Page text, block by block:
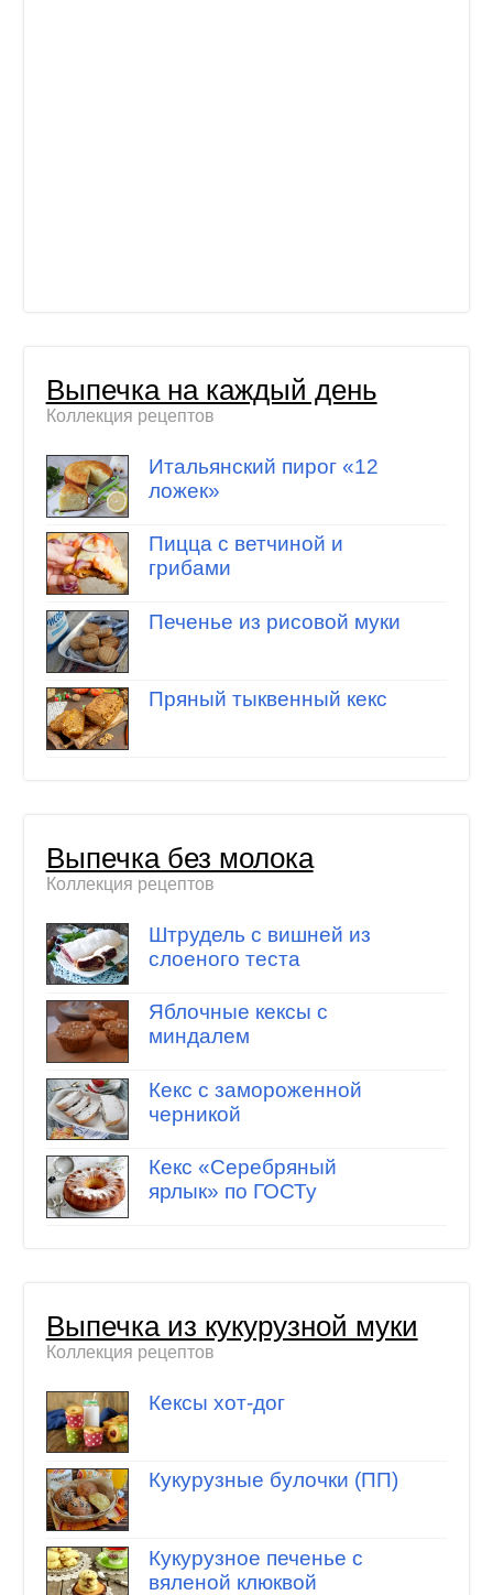
Выпечка на каждый день
Коллекция рецептов
Итальянский пирог «12
ложек»
Пицца с ветчиной и
грибами
Печенье из рисовой муки
Пряный тыквенный кекс
Выпечка без молока
Коллекция рецептов
Штрудель с вишней из
слоеного теста
Яблочные кексы с
миндалем
Кекс с замороженной
черникой
Кекс «Серебряный
ярлык» по ГОСТу
Выпечка из кукурузной муки
Коллекция рецептов
Кексы хот-дог
Кукурузные булочки (ПП)
Кукурузное печенье с
вяленой клюквой